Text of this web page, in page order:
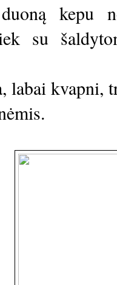
kepu
su
labai kvapni,